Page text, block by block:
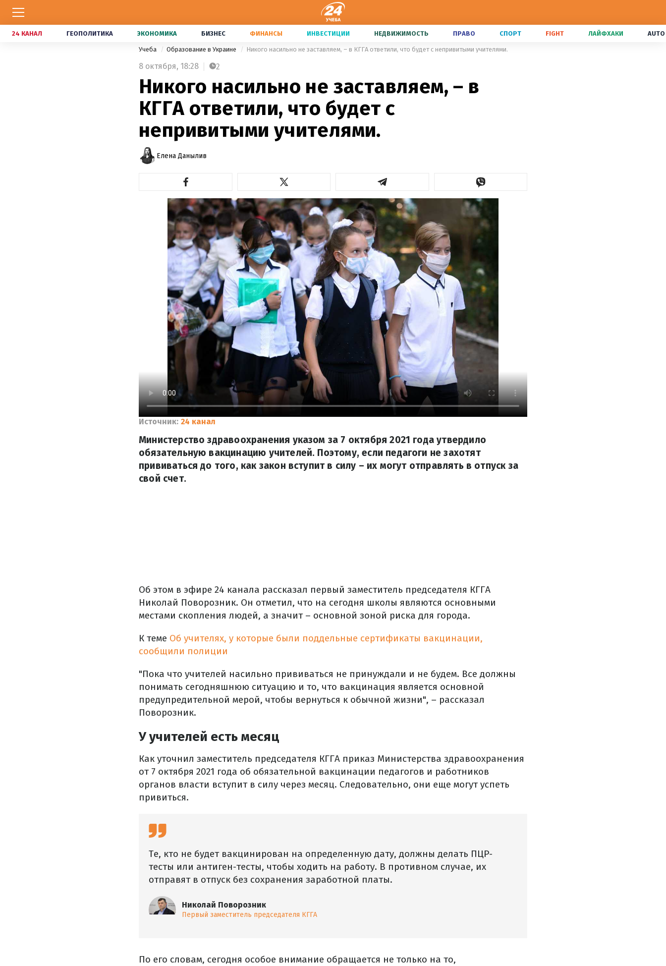
24 КАНАЛ ГЕОПОЛИТИКА ЭКОНОМИКА БИЗНЕС ФИНАНСЫ ИНВЕСТИЦИИ НЕДВИЖИМОСТЬ ПРАВО СПОРТ FIGHT ЛАЙФХАКИ AUTO
Учеба Образование в Украине Никого насильно не заставляем, – в КГГА ответили, что будет с непривитыми учителями.
8 октября, 18:28 2
Никого насильно не заставляем, – в
КГГА ответили, что будет с
непривитыми учителями.
Елена Данылив
Источник: 24 канал
Министерство здравоохранения указом за 7 октября 2021 года утвердило
обязательную вакцинацию учителей. Поэтому, если педагоги не захотят
прививаться до того, как закон вступит в силу – их могут отправлять в отпуск за
свой счет.
Об этом в эфире 24 канала рассказал первый заместитель председателя КГГА
Николай Поворозник. Он отметил, что на сегодня школы являются основными
местами скопления людей, а значит – основной зоной риска для города.
К теме Об учителях, у которые были поддельные сертификаты вакцинации,
сообщили полиции
"Пока что учителей насильно прививаться не принуждали и не будем. Все должны
понимать сегодняшнюю ситуацию и то, что вакцинация является основной
предупредительной мерой, чтобы вернуться к обычной жизни", – рассказал
Поворозник.
У учителей есть месяц
Как уточнил заместитель председателя КГГА приказ Министерства здравоохранения
от 7 октября 2021 года об обязательной вакцинации педагогов и работников
органов власти вступит в силу через месяц. Следовательно, они еще могут успеть
привиться.
Те, кто не будет вакцинирован на определенную дату, должны делать ПЦР-
тесты или антиген-тесты, чтобы ходить на работу. В противном случае, их
отправят в отпуск без сохранения заработной платы.
Николай Поворозник
Первый заместитель председателя КГГА
По его словам, сегодня особое внимание обращается не только на то,